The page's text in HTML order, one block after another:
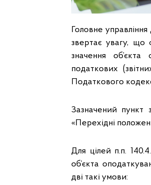
Головне
звертає увагу, що
значення об’єкта
податкових
Податкового
Зазначений
«Перехідні
Для цілей п.п.
об’єкта
дві такі умови: